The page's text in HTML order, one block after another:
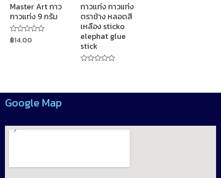
Master Art กาว
กาวแท่ง 9 กรัม
Rated
0
฿14.00
กาวแท่ง กาวแท่ง
ตราช้าง หลอดสี
เหลือง sticko
elephat glue
stick
5
Google Map